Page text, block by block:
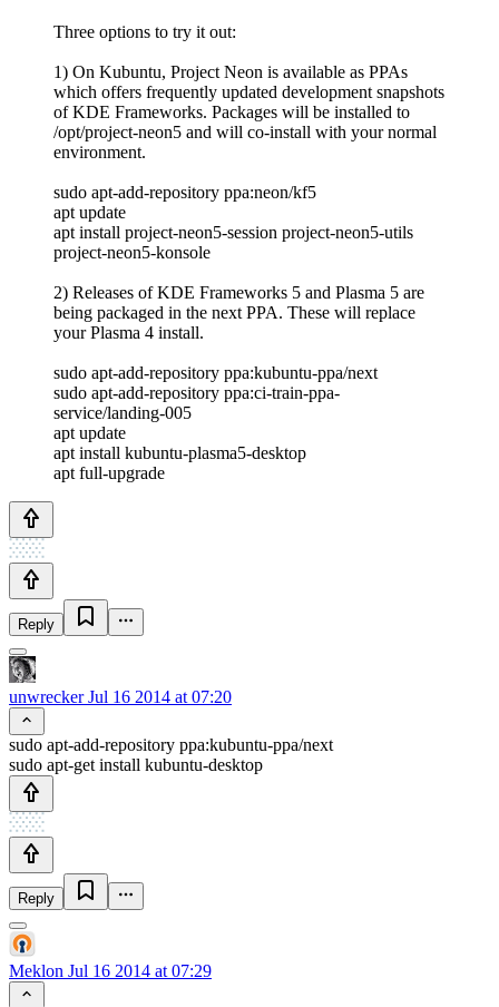
Three options to try it out:
1) On Kubuntu, Project Neon is available as PPAs
which offers frequently updated development snapshots
of KDE Frameworks. Packages will be installed to
/opt/project-neon5 and will co-install with your normal
environment.
sudo apt-add-repository ppa:neon/kf5
apt update
apt install project-neon5-session project-neon5-utils
project-neon5-konsole
2) Releases of KDE Frameworks 5 and Plasma 5 are
being packaged in the next PPA. These will replace
your Plasma 4 install.
sudo apt-add-repository ppa:kubuntu-ppa/next
sudo apt-add-repository ppa:ci-train-ppa-
service/landing-005
apt update
apt install kubuntu-plasma5-desktop
apt full-upgrade
Reply
unwreckerJul 16 2014 at 07:20
sudo apt-add-repository ppa:kubuntu-ppa/next
sudo apt-get install kubuntu-desktop
Reply
Meklon Jul 16 2014 at 07:29